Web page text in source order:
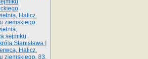
Halicz.
ziemskiego
sejmiku
Stanisława I
Halicz.
ziemskiego. 83.